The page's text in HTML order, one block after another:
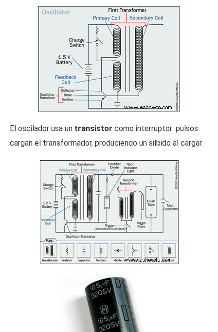
El oscilador usa un transistor como interruptor: pulsos
cargan el transformador, produciendo un silbido al cargar.